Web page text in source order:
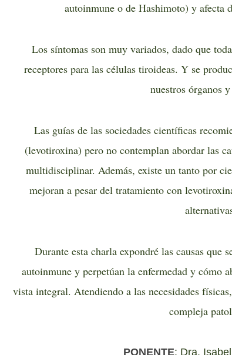
autoinmune o de Hashimoto) y afecta
Los síntomas son muy variados, dado que
receptores para las células tiroideas. Y se
nuestros órganos
Las guías de las sociedades científicas
(levotiroxina) pero no contemplan abordar las
multidisciplinar. Además, existe un tanto por
mejoran a pesar del tratamiento con
Durante esta charla expondré las causas
autoinmune y perpetúan la enfermedad y cómo
vista integral. Atendiendo a las necesidades
compleja
PONENTE: Dra.